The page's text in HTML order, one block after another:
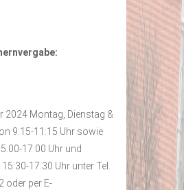
2024 Montag, Dienstag &
9:15-11:15 Uhr sowie
17:00 Uhr und
17:30 Uhr unter Tel.
oder per E-